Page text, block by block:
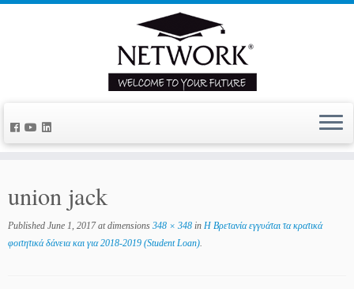
union jack
Published June 1, 2017at dimensions 348 × 348 in Η Βρετανία εγγυάται τα κρατικά
φοιτητικά δάνεια και για 2018-2019 (Student Loan).